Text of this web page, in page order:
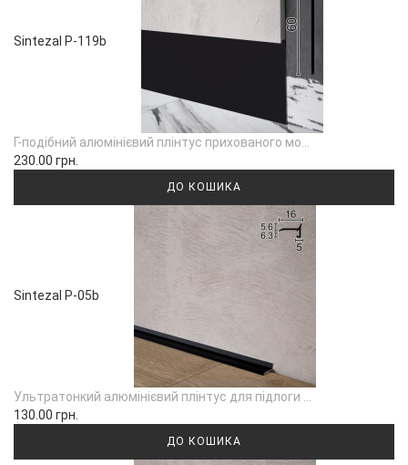
Sintezal P-119b
Г-подібний алюмінієвий плінтус прихованого мо...
230.00 грн.
ДО КОШИКА
Sintezal P-05b
Ультратонкий алюмінієвий плінтус для підлоги ...
130.00 грн.
ДО КОШИКА